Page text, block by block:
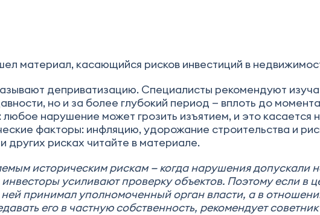
материал, касающийся рисков инвестиций в
деприватизацию. Специалисты рекомендуют
но и за более глубокий период — вплоть до
нарушение может грозить изъятием, и это касается
факторы: инфляцию, удорожание строительства и
рисках читайте в материале.
историческим рискам — когда нарушения допускали
усиливают проверку объектов. Поэтому если в
принимал уполномоченный орган власти, а в
его в частную собственность, рекомендует